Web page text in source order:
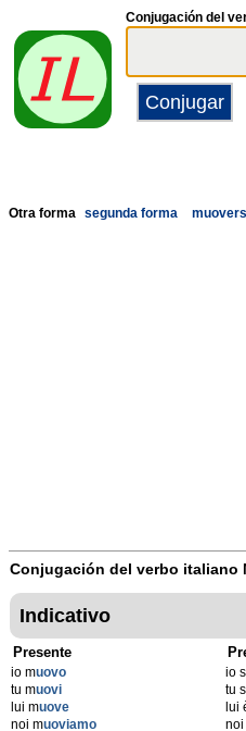
Conjugación del
Otra forma segunda forma
Conjugación del verbo italiano
Indicativo
Presente
io muovo
tu muovi
lui muove
noi muoviamo
io
tu
lui
noi